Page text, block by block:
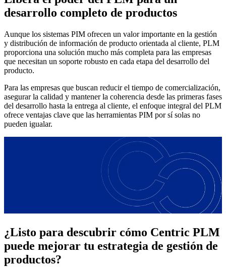
desarrollo completo de productos
Aunque los sistemas PIM ofrecen un valor importante en la gestión
y distribución de información de producto orientada al cliente, PLM
proporciona una solución mucho más completa para las empresas
que necesitan un soporte robusto en cada etapa del desarrollo del
producto.
Para las empresas que buscan reducir el tiempo de comercialización,
asegurar la calidad y mantener la coherencia desde las primeras fases
del desarrollo hasta la entrega al cliente, el enfoque integral del PLM
ofrece ventajas clave que las herramientas PIM por sí solas no
pueden igualar.
¿Listo para descubrir cómo Centric PLM
puede mejorar tu estrategia de gestión de
productos?